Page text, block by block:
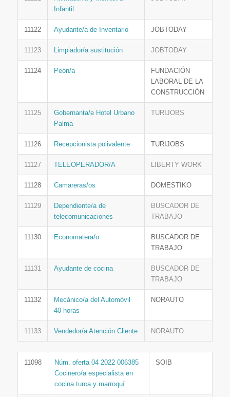
Infantil
11122 Ayudante/a de Inventario JOBTODAY
11123 Limpiador/a sustitución JOBTODAY
11124 Peón/a
FUNDACIÓN
LABORAL DE LA
CONSTRUCCIÓN
11125
Gobernanta/e Hotel Urbano
Palma
TURIJOBS
11126 Recepcionista polivalente TURIJOBS
11127 TELEOPERADOR/A LIBERTY WORK
11128 Camareras/os DOMESTIKO
11129
Dependiente/a de
telecomunicaciones
BUSCADOR DE
TRABAJO
11130 Economatera/o
BUSCADOR DE
TRABAJO
11131 Ayudante de cocina
BUSCADOR DE
TRABAJO
11132
Mecánico/a del Automóvil
40 horas
NORAUTO
11133 Vendedor/a Atención Cliente NORAUTO
11098
Núm. oferta 04 2022 006385
Cocinero/a especialista en
cocina turca y marroquí
SOIB